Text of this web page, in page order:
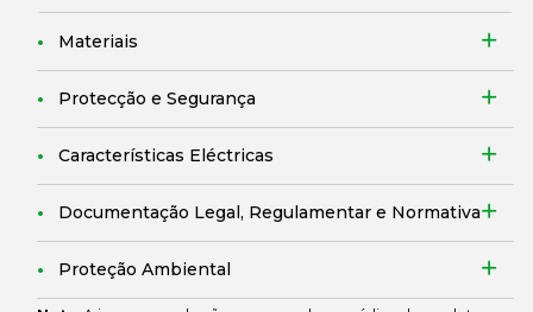
Materiais
Protecção e Segurança
Características Eléctricas
Documentação Legal, Regulamentar e Normativa
Proteção Ambiental